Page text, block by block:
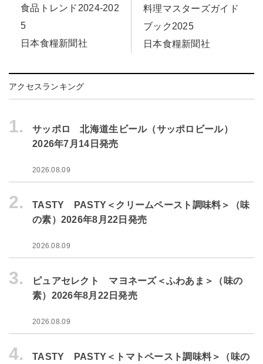
食品トレンド2024-202
5
日本食糧新聞社
料理マスターズガイド
ブック2025
日本食糧新聞社
アクセスランキング
1.
サッポロ 北海道生ビール（サッポロビール）
2026年7月14日発売
2026.08.09
2.
TASTY PASTY＜クリームペースト調味料＞（味
の素）2026年8月22日発売
2026.08.09
3.
ピュアセレクト マヨネーズ＜ふわあま＞（味の
素）2026年8月22日発売
2026.08.09
4.
TASTY PASTY＜トマトペースト調味料＞（味の